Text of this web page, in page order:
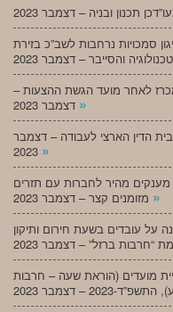
סמכויות נרחבות לשב”כ בזירת
לאחר מועד הגשת ההצעות –
»
הדין הארצי לעבודה – דצמבר
»
מענקים מהיר לחברות עם תזרים
»
– תיקון מס’ 5 לחוק הגנה על עובדים בשעת חירום ותיקון
מועדים (הוראת שעה – חרבות